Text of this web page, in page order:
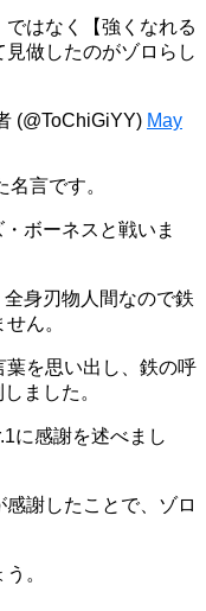
はなく【強くなれる
做したのがゾロらし
(@ToChiGiYY) May
名言です。
ボーネスと戦いま
身刃物人間なので鉄
ん。
を思い出し、鉄の呼
ました。
に感謝を述べまし
謝したことで、ゾロ
。